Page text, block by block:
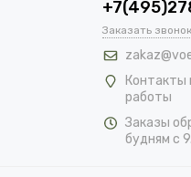
Заказать звонок
Контакты
работы
Заказы
будням с